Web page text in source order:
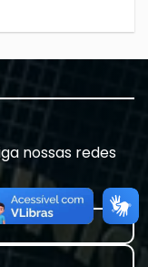
nossas redes